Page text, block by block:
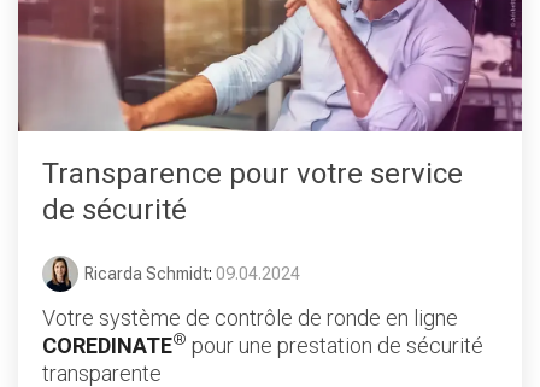
Transparence pour votre service
de sécurité
Ricarda Schmidt: 09.04.2024
Votre système de contrôle de ronde en ligne
COREDINATE® pour une prestation de sécurité
transparente